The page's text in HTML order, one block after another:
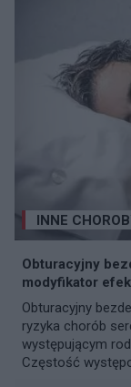
INNE
Obturacyjny
modyfikator
Obturacyjny
ryzyka chorób
występującym
Częstość